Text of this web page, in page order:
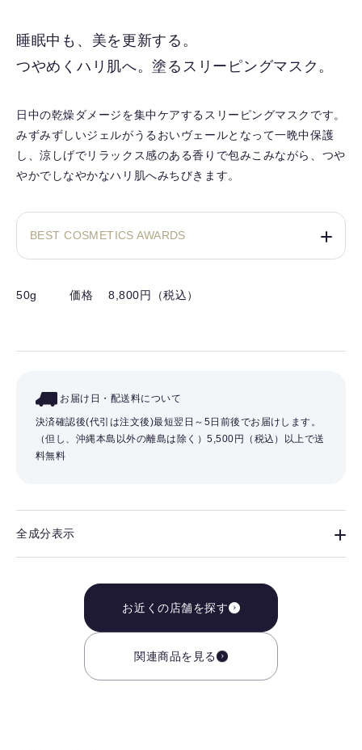
を
除
す
睡眠中も、美を更新する。
つやめくハリ肌へ。塗るスリーピングマスク。
日中の乾燥ダメージを集中ケアするスリーピングマスクです。
みずみずしいジェルがうるおいヴェールとなって一晩中保護
し、涼しげでリラックス感のある香りで包みこみながら、つや
やかでしなやかなハリ肌へみちびきます。
BEST COSMETICS AWARDS
50g 価格 8,800円（税込）
お届け日・配送料について
決済確認後(代引は注文後)最短翌日～5日前後でお届けします。
（但し、沖縄本島以外の離島は除く）5,500円（税込）以上で送
料無料
全成分表示
お近くの店舗を探す
関連商品を見る